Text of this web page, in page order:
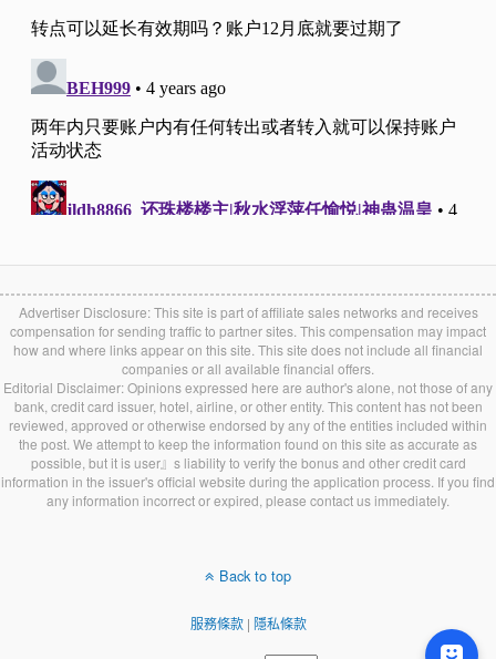
Advertiser Disclosure: This site is part of affiliate sales networks and receives
compensation for sending traffic to partner sites. This compensation may impact
how and where links appear on this site. This site does not include all financial
companies or all available financial offers.
Editorial Disclaimer: Opinions expressed here are author's alone, not those of any
bank, credit card issuer, hotel, airline, or other entity. This content has not been
reviewed, approved or otherwise endorsed by any of the entities included within
the post. We attempt to keep the information found on this site as accurate as
possible, but it is user』s liability to verify the bonus and other credit card
information in the issuer's official website during the application process. If you find
any information incorrect or expired, please contact us immediately.
Back to top
服務條款| 隱私條款